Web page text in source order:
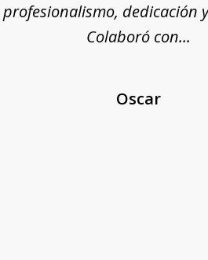
profesionalismo, dedicación
Colaboró con...
Oscar